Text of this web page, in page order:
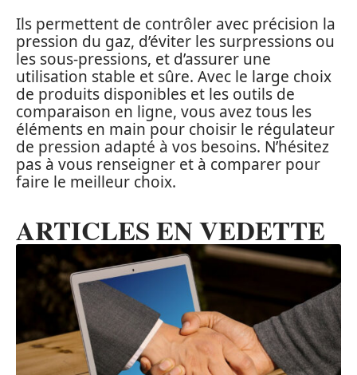
Ils permettent de contrôler avec précision la
pression du gaz, d’éviter les surpressions ou
les sous-pressions, et d’assurer une
utilisation stable et sûre. Avec le large choix
de produits disponibles et les outils de
comparaison en ligne, vous avez tous les
éléments en main pour choisir le régulateur
de pression adapté à vos besoins. N’hésitez
pas à vous renseigner et à comparer pour
faire le meilleur choix.
ARTICLES EN VEDETTE